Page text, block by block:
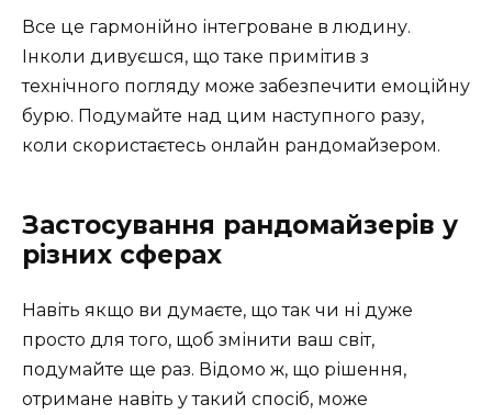
Все це гармонійно інтегроване в людину.
Інколи дивуєшся, що таке примітив з
технічного погляду може забезпечити емоційну
бурю. Подумайте над цим наступного разу,
коли скористаєтесь онлайн рандомайзером.
Застосування рандомайзерів у
різних сферах
Навіть якщо ви думаєте, що так чи ні дуже
просто для того, щоб змінити ваш світ,
подумайте ще раз. Відомо ж, що рішення,
отримане навіть у такий спосіб, може